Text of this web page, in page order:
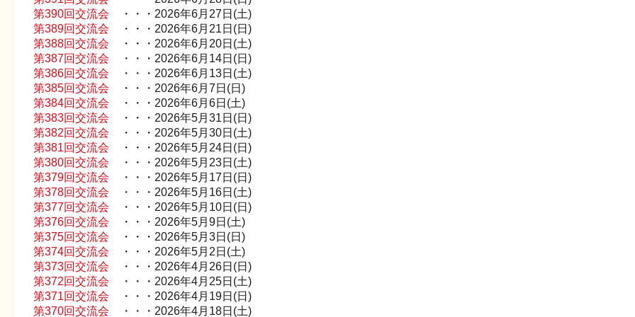
第390回交流会 ・・・2026年6月27日(土)
第389回交流会 ・・・2026年6月21日(日)
第388回交流会 ・・・2026年6月20日(土)
第387回交流会 ・・・2026年6月14日(日)
第386回交流会 ・・・2026年6月13日(土)
第385回交流会 ・・・2026年6月7日(日)
第384回交流会 ・・・2026年6月6日(土)
第383回交流会 ・・・2026年5月31日(日)
第382回交流会 ・・・2026年5月30日(土)
第381回交流会 ・・・2026年5月24日(日)
第380回交流会 ・・・2026年5月23日(土)
第379回交流会 ・・・2026年5月17日(日)
第378回交流会 ・・・2026年5月16日(土)
第377回交流会 ・・・2026年5月10日(日)
第376回交流会 ・・・2026年5月9日(土)
第375回交流会 ・・・2026年5月3日(日)
第374回交流会 ・・・2026年5月2日(土)
第373回交流会 ・・・2026年4月26日(日)
第372回交流会 ・・・2026年4月25日(土)
第371回交流会 ・・・2026年4月19日(日)
第370回交流会 ・・・2026年4月18日(土)